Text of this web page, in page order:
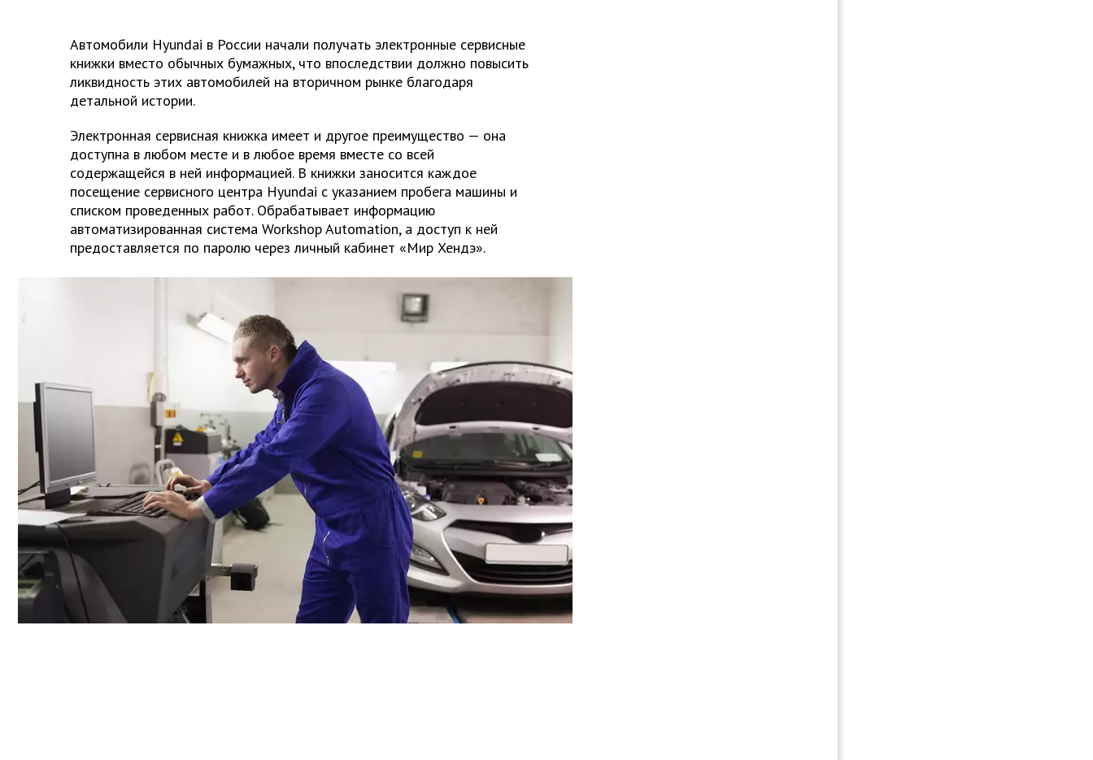
Автомобили Hyundai в России начали получать электронные сервисные
книжки вместо обычных бумажных, что впоследствии должно повысить
ликвидность этих автомобилей на вторичном рынке благодаря
детальной истории.
Электронная сервисная книжка имеет и другое преимущество — она
доступна в любом месте и в любое время вместе со всей
содержащейся в ней информацией. В книжки заносится каждое
посещение сервисного центра Hyundai с указанием пробега машины и
списком проведенных работ. Обрабатывает информацию
автоматизированная система Workshop Automation, а доступ к ней
предоставляется по паролю через личный кабинет «Мир Хендэ».